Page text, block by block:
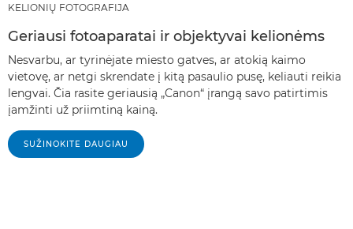
KELIONIŲ FOTOGRAFIJA
Geriausi fotoaparatai ir objektyvai kelionėms
Nesvarbu, ar tyrinėjate miesto gatves, ar atokią kaimo
vietovę, ar netgi skrendate į kitą pasaulio pusę, keliauti reikia
lengvai. Čia rasite geriausią „Canon“ įrangą savo patirtimis
įamžinti už priimtiną kainą.
SUŽINOKITE DAUGIAU